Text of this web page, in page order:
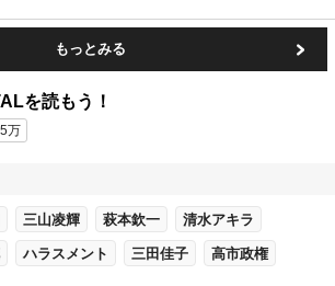
もっとみる
を読もう！
万
三山凌輝 萩本欽一 清水アキラ
ハラスメント 三田佳子 高市政権